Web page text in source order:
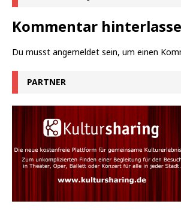
Kommentar
Du musst angemeldet sein, um einen
PARTNER